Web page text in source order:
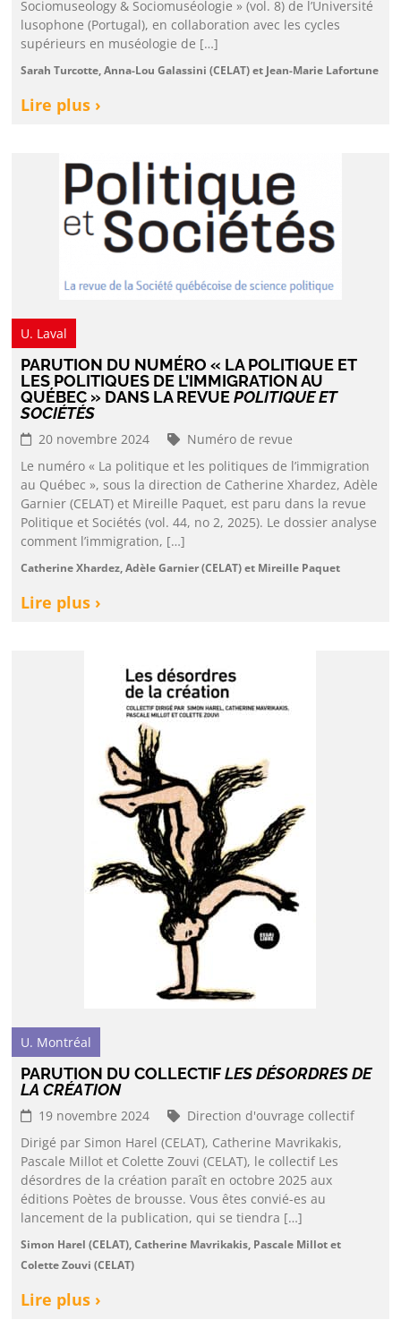
Sociomuseology & Sociomuséologie » (vol. 8) de l’Université
lusophone (Portugal), en collaboration avec les cycles
supérieurs en muséologie de […]
Sarah Turcotte, Anna-Lou Galassini (CELAT) et Jean-Marie Lafortune
Lire plus ›
U. Laval
PARUTION DU NUMÉRO « LA POLITIQUE ET
LES POLITIQUES DE L’IMMIGRATION AU
QUÉBEC » DANS LA REVUEPOLITIQUE ET
SOCIÉTÉS
20 novembre 2024
Numéro de revue
Le numéro « La politique et les politiques de l’immigration
au Québec », sous la direction de Catherine Xhardez, Adèle
Garnier (CELAT) et Mireille Paquet, est paru dans la revue
Politique et Sociétés (vol. 44, no 2, 2025). Le dossier analyse
comment l’immigration, […]
Catherine Xhardez, Adèle Garnier (CELAT) et Mireille Paquet
Lire plus ›
U. Montréal
PARUTION DU COLLECTIFLES DÉSORDRES DE
LA CRÉATION
19 novembre 2024
Direction d'ouvrage collectif
Dirigé par Simon Harel (CELAT), Catherine Mavrikakis,
Pascale Millot et Colette Zouvi (CELAT), le collectif Les
désordres de la création paraît en octobre 2025 aux
éditions Poètes de brousse. Vous êtes convié-es au
lancement de la publication, qui se tiendra […]
Simon Harel (CELAT), Catherine Mavrikakis, Pascale Millot et
Colette Zouvi (CELAT)
Lire plus ›